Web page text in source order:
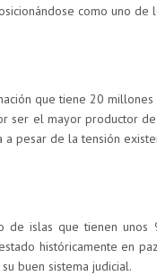
como uno de
que tiene 20
ser el mayor productor
a pesar de la tensión
de islas que tienen unos
históricamente en
buen sistema judicial.